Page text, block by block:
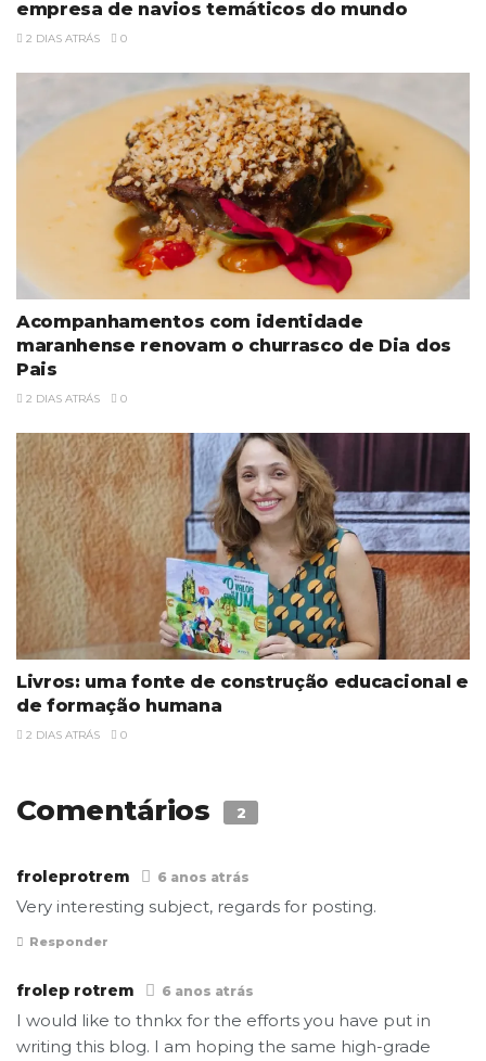
empresa de navios temáticos do mundo
2 DIAS ATRÁS 0
Acompanhamentos com identidade
maranhense renovam o churrasco de Dia dos
Pais
2 DIAS ATRÁS 0
Livros: uma fonte de construção educacional e
de formação humana
2 DIAS ATRÁS 0
Comentários 2
froleprotrem 6 anos atrás
Very interesting subject, regards for posting.
Responder
frolep rotrem 6 anos atrás
I would like to thnkx for the efforts you have put in
writing this blog. I am hoping the same high-grade